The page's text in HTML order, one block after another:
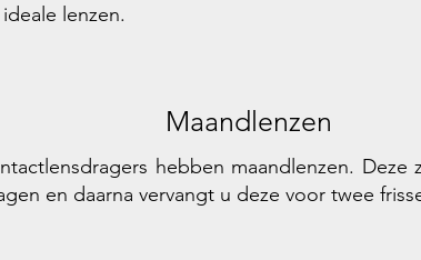
lenzen.
Maandlenzen
hebben maandlenzen. Deze
en daarna vervangt u deze voor twee